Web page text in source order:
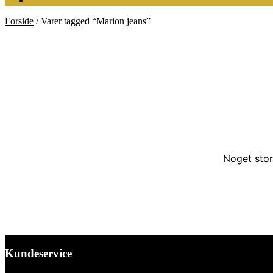
Forside /Varer tagged “Marion jeans”
Noget
Kundeservice